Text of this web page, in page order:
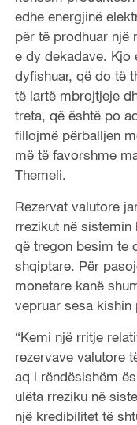
edhe energjinë
për të prodhuar një
e dy dekadave. Kjo
dyfishuar, që do të
të lartë mbrojtjeje
treta, që është po
fillojmë përballjen
më të favorshme
Themeli.
Rezervat valutore
rrezikut në sistemin
që tregon besim te
shqiptare. Për
monetare kanë
vepruar sesa kishin
“Kemi një rritje
rezervave valutore
aq i rëndësishëm
ulëta rreziku në
një kredibilitet të